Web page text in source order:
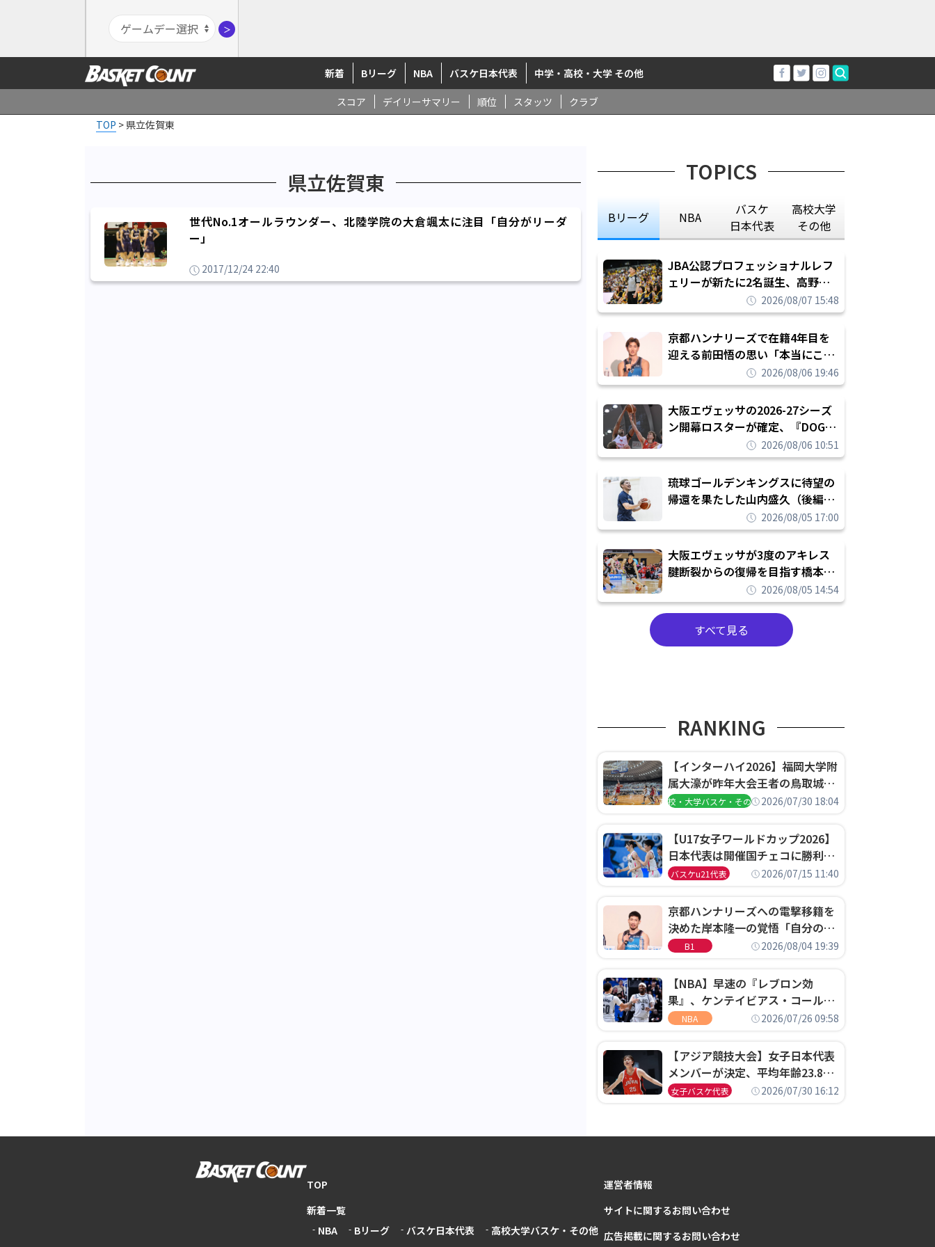
＞
新着 Bリーグ NBA バスケ日本代表 中学・高校・大学 その他
スコア デイリーサマリー 順位 スタッツ
クラブ
TOP > 県立佐賀東
県立佐賀東
世代No.1オールラウンダー、北陸学院の大倉颯太に注目「自分がリーダ
ー」
2017/12/24 22:40
TOPICS
Bリーグ NBA
バスケ
日本代表
高校大学
その他
JBA公認プロフェッショナルレフ
ェリーが新たに2名誕生、高野晃
平は16年間続けた会社員生活に別
れを告げてプロ転向を決断
2026/08/07 15:48
京都ハンナリーズで在籍4年目を
迎える前田悟の思い「本当にこの
チームで勝ちたい、負けたまま舐
められたまま終わりたくない」
2026/08/06 19:46
大阪エヴェッサの2026-27シーズ
ン開幕ロスターが確定、『DOG
FIGHT』のチームカルチャーを推
し進めて結果を求めるシーズンへ
2026/08/06 10:51
琉球ゴールデンキングスに待望の
帰還を果たした山内盛久（後編）
「1人のウチナーンチュとしてみ
んなが誇りに思えるチームにして
いく」
2026/08/05 17:00
大阪エヴェッサが3度のアキレス
腱断裂からの復帰を目指す橋本拓
哉と契約を締結「もう一度コート
に立ちたい」
2026/08/05 14:54
すべて見る
RANKING
【インターハイ2026】福岡大学附
属大濠が昨年大会王者の鳥取城北
を撃破、大阪薫英女学院は岐阜女
高校・大学バスケ・その他2026/07/30 18:04
【U17女子ワールドカップ2026】
日本代表は開催国チェコに勝利し
て予選グループ3連勝で首位通
決定
バスケu21代表 2026/07/15 11:40
京都ハンナリーズへの電撃移籍を
決めた岸本隆一の覚悟「自分のエ
ゴというちっぽけなことのため
B1 2026/08/04 19:39
【NBA】早速の『レブロン効
果』、ケンテイビアス・コールド
ウェル・ポープがセブンティシク
NBA 2026/07/26 09:58
【アジア競技大会】女子日本代表
メンバーが決定、平均年齢23.8歳
のフレッシュなメンバーが日本開
女子バスケ代表 2026/07/30 16:12
TOP
新着一覧
NBA
Bリーグ バスケ日本代表 高校大学バスケ・その他
運営者情報
サイトに関するお問い合わせ
広告掲載に関するお問い合わせ